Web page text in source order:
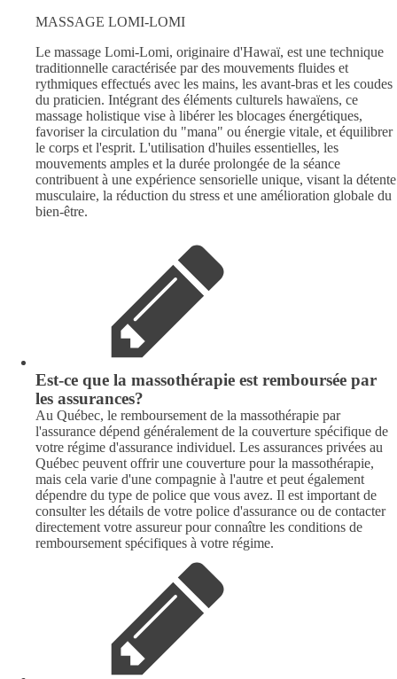
MASSAGE LOMI-LOMI
Le massage Lomi-Lomi, originaire d'Hawaï, est une technique
traditionnelle caractérisée par des mouvements fluides et
rythmiques effectués avec les mains, les avant-bras et les coudes
du praticien. Intégrant des éléments culturels hawaïens, ce
massage holistique vise à libérer les blocages énergétiques,
favoriser la circulation du "mana" ou énergie vitale, et équilibrer
le corps et l'esprit. L'utilisation d'huiles essentielles, les
mouvements amples et la durée prolongée de la séance
contribuent à une expérience sensorielle unique, visant la détente
musculaire, la réduction du stress et une amélioration globale du
bien-être.
Est-ce que la massothérapie est remboursée par
les assurances?
Au Québec, le remboursement de la massothérapie par
l'assurance dépend généralement de la couverture spécifique de
votre régime d'assurance individuel. Les assurances privées au
Québec peuvent offrir une couverture pour la massothérapie,
mais cela varie d'une compagnie à l'autre et peut également
dépendre du type de police que vous avez. Il est important de
consulter les détails de votre police d'assurance ou de contacter
directement votre assureur pour connaître les conditions de
remboursement spécifiques à votre régime.